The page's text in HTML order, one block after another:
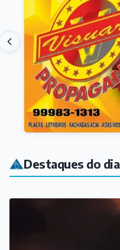
Destaques do dia